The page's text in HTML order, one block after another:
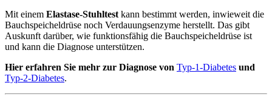
Mit einem Elastase-Stuhltest kann bestimmt werden, inwieweit die
Bauchspeicheldrüse noch Verdauungsenzyme herstellt. Das gibt
Auskunft darüber, wie funktionsfähig die Bauchspeicheldrüse ist
und kann die Diagnose unterstützen.
Hier erfahren Sie mehr zur Diagnose von Typ-1-Diabetes und
Typ-2-Diabetes.